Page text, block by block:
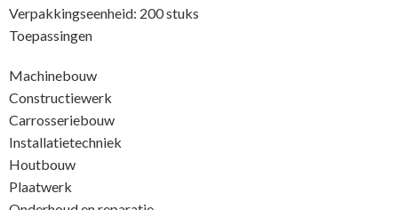
Verpakkingseenheid: 200 stuks
Toepassingen
Machinebouw
Constructiewerk
Carrosseriebouw
Installatietechniek
Houtbouw
Plaatwerk